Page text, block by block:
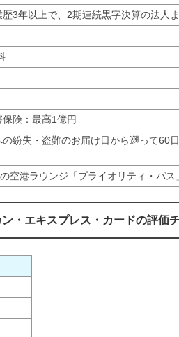
歴3年以上で、2期連続黒字決算の法人
険：最高1億円
の紛失・盗難のお届け日から遡って60
空港ラウンジ「プライオリティ・パス
・エキスプレス・カードの評価